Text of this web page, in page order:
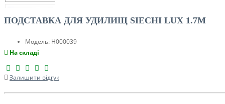
ПОДСТАВКА ДЛЯ УДИЛИЩ SIECHI LUX 1.7M
Модель: H000039
На складі
Залишити відгук